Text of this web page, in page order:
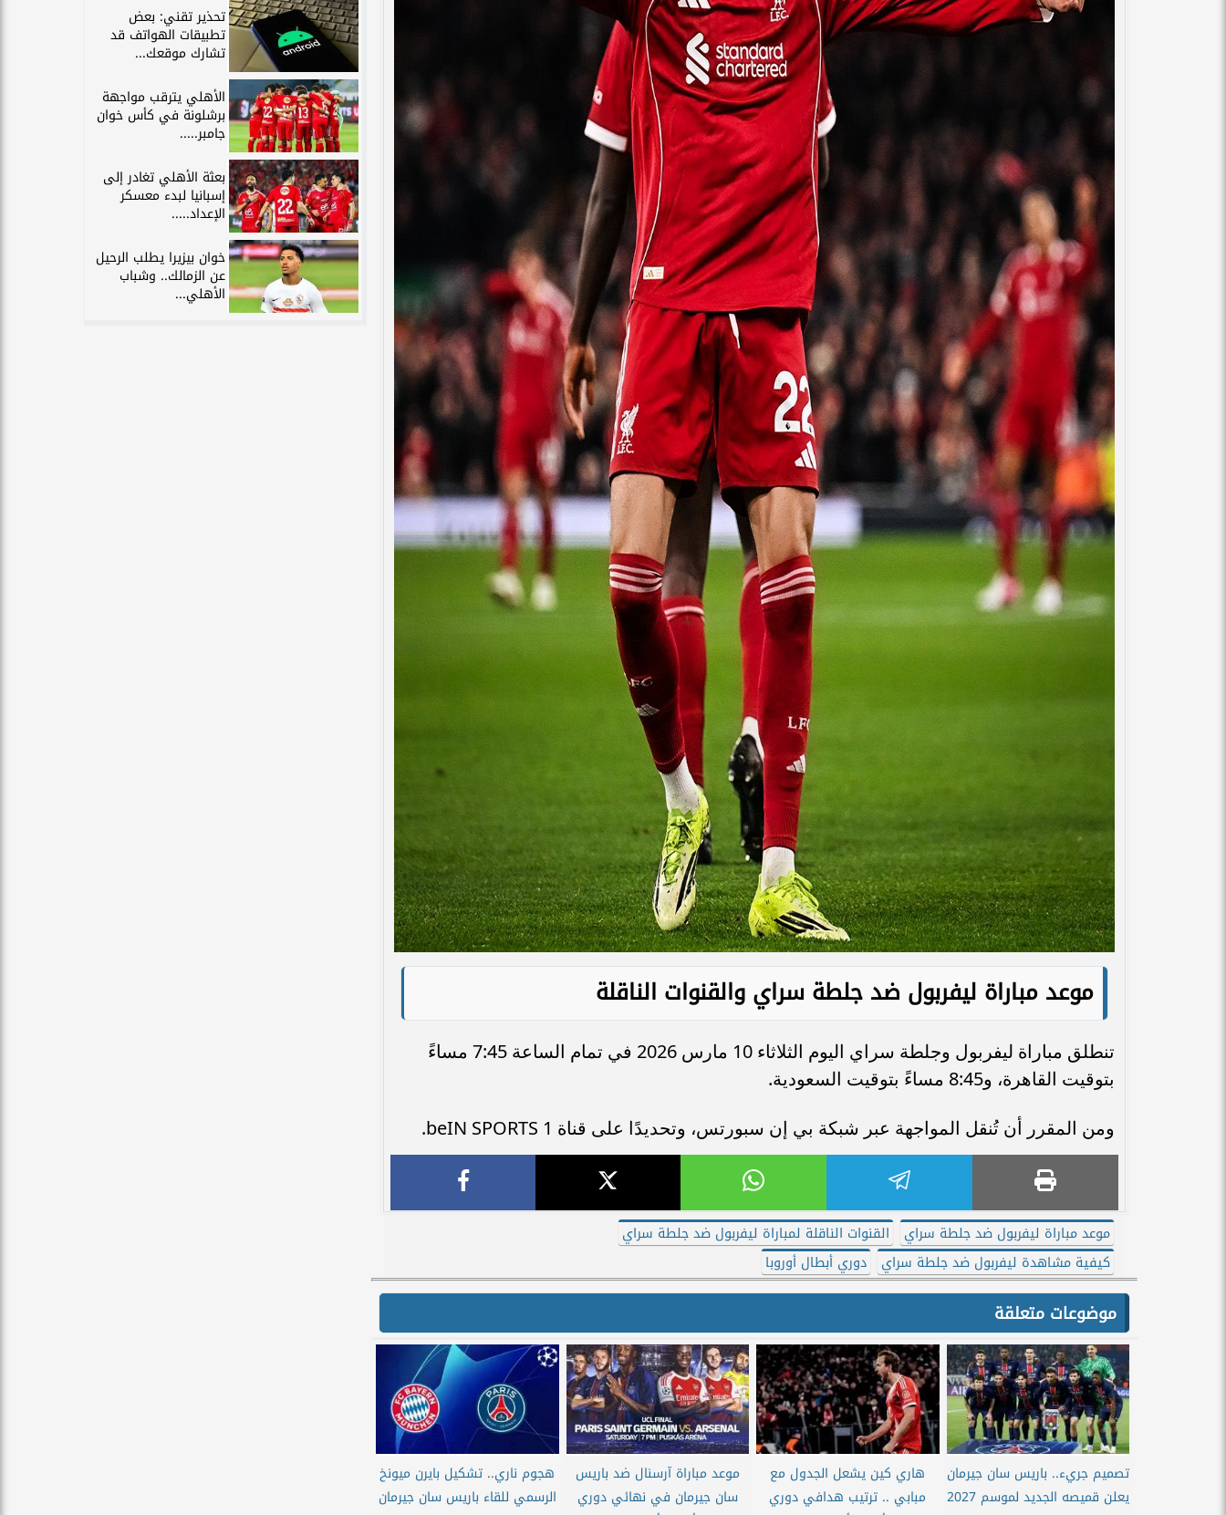
موعد مباراة ليفربول ضد جلطة سراي والقنوات الناقلة
تنطلق مباراة ليفربول وجلطة سراي اليوم الثلاثاء 10 مارس 2026 في تمام الساعة 7:45 مساءً
بتوقيت القاهرة، و8:45 مساءً بتوقيت السعودية.
ومن المقرر أن تُنقل المواجهة عبر شبكة بي إن سبورتس، وتحديدًا على قناة beIN SPORTS 1.
موعد مباراة ليفربول ضد جلطة سراي
القنوات الناقلة لمباراة ليفربول ضد جلطة سراي
كيفية مشاهدة ليفربول ضد جلطة سراي
دوري أبطال أوروبا
موضوعات متعلقة
تصميم جريء.. باريس سان جيرمان
يعلن قميصه الجديد لموسم 2027
هاري كين يشعل الجدول مع
مبابي .. ترتيب هدافي دوري
موعد مباراة آرسنال ضد باريس
سان جيرمان في نهائي دوري
هجوم ناري.. تشكيل بايرن ميونخ
الرسمي للقاء باريس سان جيرمان
تحذير تقني: بعض
تطبيقات الهواتف قد
تشارك موقعك...
الأهلي يترقب مواجهة
برشلونة في كأس خوان
جامبر.....
بعثة الأهلي تغادر إلى
إسبانيا لبدء معسكر
الإعداد.....
خوان بيزيرا يطلب الرحيل
عن الزمالك.. وشباب
الأهلي...